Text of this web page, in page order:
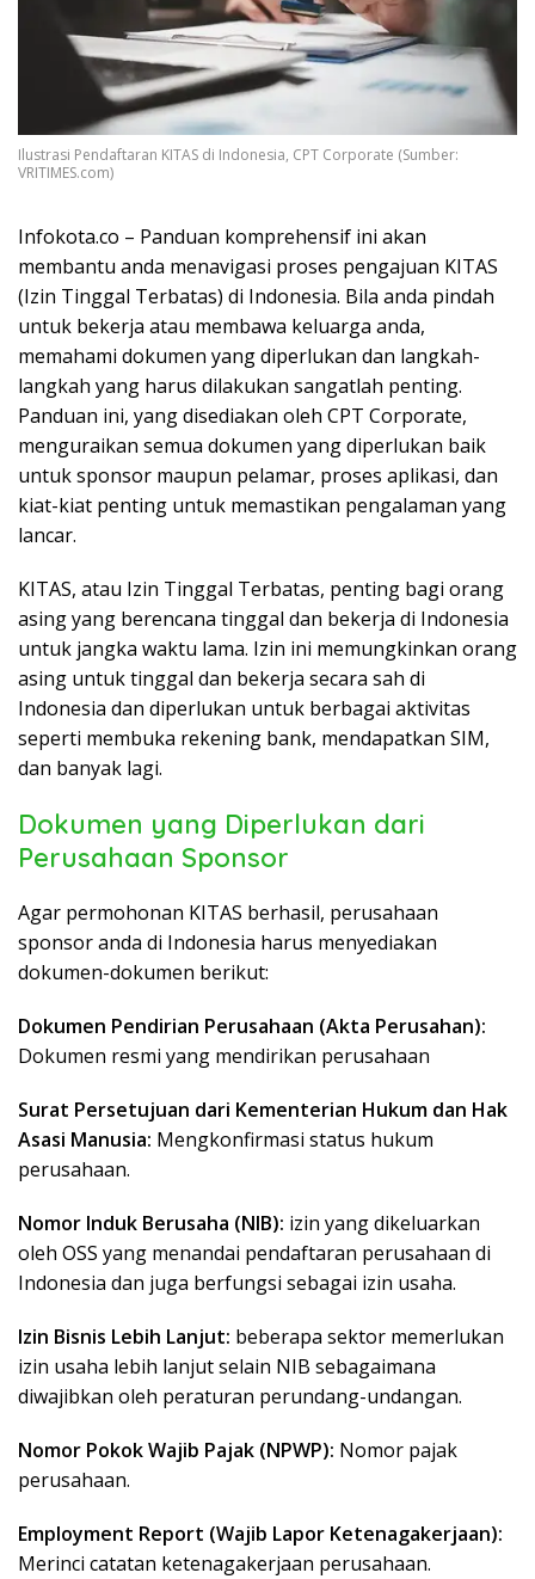
Ilustrasi Pendaftaran KITAS di Indonesia, CPT Corporate (Sumber:
VRITIMES.com)
Infokota.co – Panduan komprehensif ini akan
membantu anda menavigasi proses pengajuan KITAS
(Izin Tinggal Terbatas) di Indonesia. Bila anda pindah
untuk bekerja atau membawa keluarga anda,
memahami dokumen yang diperlukan dan langkah-
langkah yang harus dilakukan sangatlah penting.
Panduan ini, yang disediakan oleh CPT Corporate,
menguraikan semua dokumen yang diperlukan baik
untuk sponsor maupun pelamar, proses aplikasi, dan
kiat-kiat penting untuk memastikan pengalaman yang
lancar.
KITAS, atau Izin Tinggal Terbatas, penting bagi orang
asing yang berencana tinggal dan bekerja di Indonesia
untuk jangka waktu lama. Izin ini memungkinkan orang
asing untuk tinggal dan bekerja secara sah di
Indonesia dan diperlukan untuk berbagai aktivitas
seperti membuka rekening bank, mendapatkan SIM,
dan banyak lagi.
Dokumen yang Diperlukan dari
Perusahaan Sponsor
Agar permohonan KITAS berhasil, perusahaan
sponsor anda di Indonesia harus menyediakan
dokumen-dokumen berikut:
Dokumen Pendirian Perusahaan (Akta Perusahan):
Dokumen resmi yang mendirikan perusahaan
Surat Persetujuan dari Kementerian Hukum dan Hak
Asasi Manusia: Mengkonfirmasi status hukum
perusahaan.
Nomor Induk Berusaha (NIB): izin yang dikeluarkan
oleh OSS yang menandai pendaftaran perusahaan di
Indonesia dan juga berfungsi sebagai izin usaha.
Izin Bisnis Lebih Lanjut: beberapa sektor memerlukan
izin usaha lebih lanjut selain NIB sebagaimana
diwajibkan oleh peraturan perundang-undangan.
Nomor Pokok Wajib Pajak (NPWP): Nomor pajak
perusahaan.
Employment Report (Wajib Lapor Ketenagakerjaan):
Merinci catatan ketenagakerjaan perusahaan.